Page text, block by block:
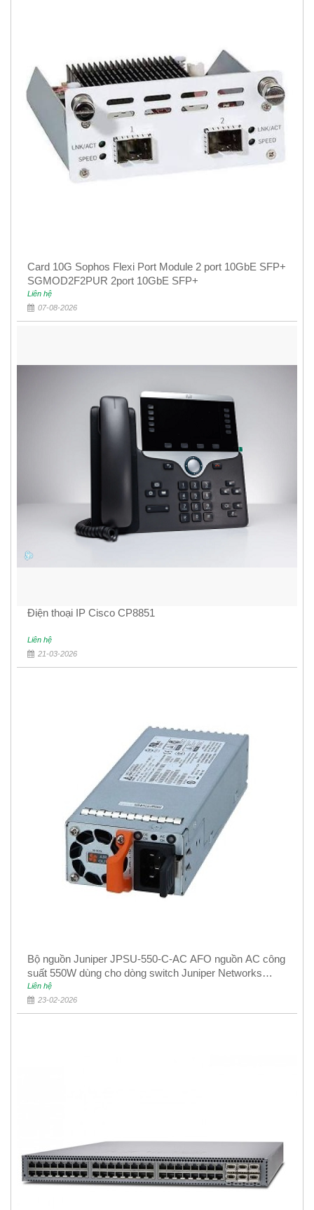
Card 10G Sophos Flexi Port Module 2 port 10GbE SFP+
SGMOD2F2PUR 2port 10GbE SFP+
Liên hệ
07-08-2026
Điện thoại IP Cisco CP8851
Liên hệ
21-03-2026
Bộ nguồn Juniper JPSU-550-C-AC AFO nguồn AC công
suất 550W dùng cho dòng switch Juniper Networks
EX4400
Liên hệ
23-02-2026